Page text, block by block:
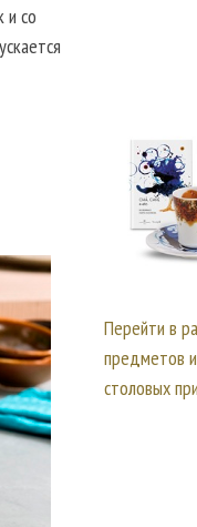
Перейти в
предметов
столовых
и со